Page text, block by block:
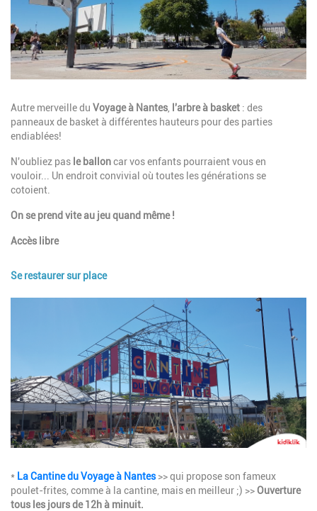
Description
Autre merveille du Voyage à Nantes l'arbre à basket : des
panneaux de basket à différentes hauteurs pour des parties
endiablées!
N'oubliez pas le balloncar vos enfants pourraient vous en
vouloir... Un endroit convivial où toutes les générations se
cotoient.
On se prend vite au jeu quand même !
Accès libre
Se restaurer sur place
Description
* La Cantine du Voyage à Nantes>> qui propose son fameux
poulet-frites, comme à la cantine, mais en meilleur ;) >>Ouverture
tous les jours de 12h à minuit.